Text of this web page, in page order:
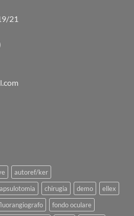
21
autoref/ker
chirugia demo
ellex
fondo oculare